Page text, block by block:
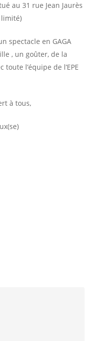
au 31 rue Jean Jaurès
spectacle en GAGA
, un goûter, de la
l’équipe de l’EPE
à tous,